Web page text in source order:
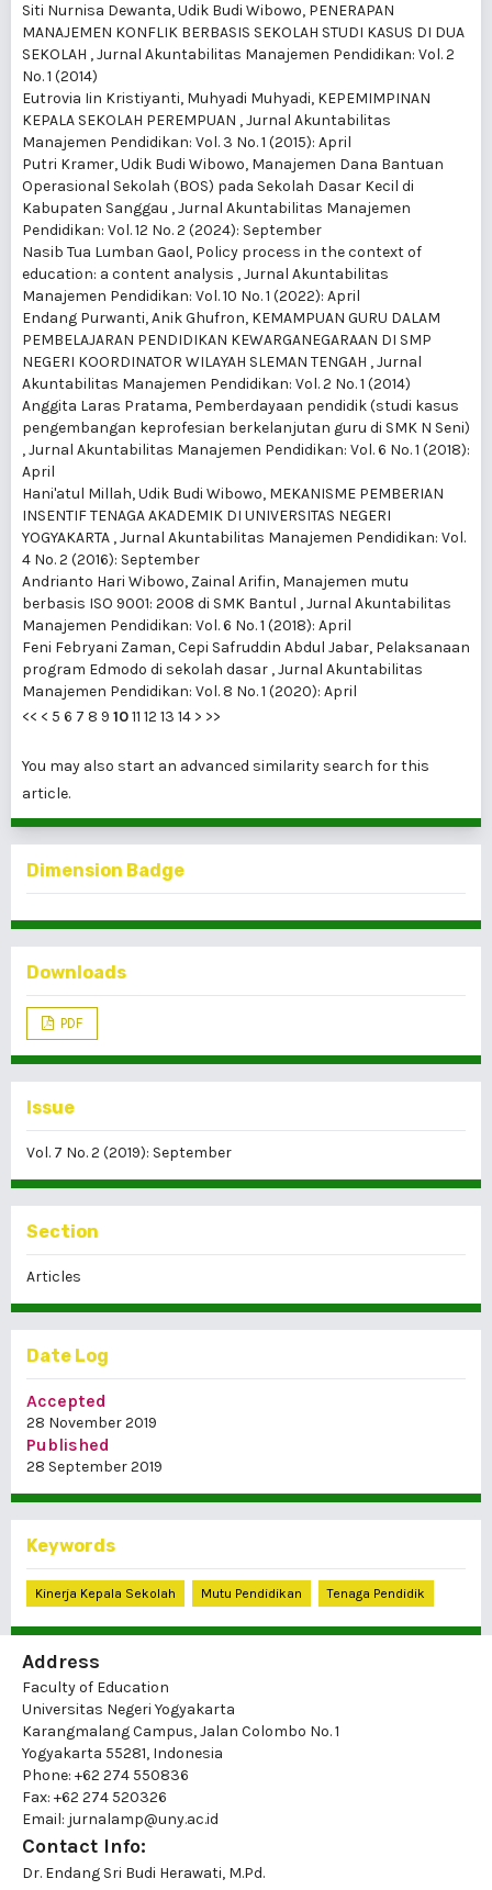
Siti Nurnisa Dewanta, Udik Budi Wibowo, PENERAPAN
MANAJEMEN KONFLIK BERBASIS SEKOLAH STUDI KASUS DI DUA
SEKOLAH ,Jurnal Akuntabilitas Manajemen Pendidikan: Vol. 2
No. 1 (2014)
Eutrovia Iin Kristiyanti, Muhyadi Muhyadi, KEPEMIMPINAN
KEPALA SEKOLAH PEREMPUAN ,Jurnal Akuntabilitas
Manajemen Pendidikan: Vol. 3 No. 1 (2015): April
Putri Kramer, Udik Budi Wibowo, Manajemen Dana Bantuan
Operasional Sekolah (BOS) pada Sekolah Dasar Kecil di
Kabupaten Sanggau ,Jurnal Akuntabilitas Manajemen
Pendidikan: Vol. 12 No. 2 (2024): September
Nasib Tua Lumban Gaol, Policy process in the context of
education: a content analysis ,Jurnal Akuntabilitas
Manajemen Pendidikan: Vol. 10 No. 1 (2022): April
Endang Purwanti, Anik Ghufron, KEMAMPUAN GURU DALAM
PEMBELAJARAN PENDIDIKAN KEWARGANEGARAAN DI SMP
NEGERI KOORDINATOR WILAYAH SLEMAN TENGAH ,Jurnal
Akuntabilitas Manajemen Pendidikan: Vol. 2 No. 1 (2014)
Anggita Laras Pratama, Pemberdayaan pendidik (studi kasus
pengembangan keprofesian berkelanjutan guru di SMK N Seni)
,Jurnal Akuntabilitas Manajemen Pendidikan: Vol. 6 No. 1 (2018):
April
Hani'atul Millah, Udik Budi Wibowo, MEKANISME PEMBERIAN
INSENTIF TENAGA AKADEMIK DI UNIVERSITAS NEGERI
YOGYAKARTA ,Jurnal Akuntabilitas Manajemen Pendidikan: Vol.
4 No. 2 (2016): September
Andrianto Hari Wibowo, Zainal Arifin, Manajemen mutu
berbasis ISO 9001: 2008 di SMK Bantul ,Jurnal Akuntabilitas
Manajemen Pendidikan: Vol. 6 No. 1 (2018): April
Feni Febryani Zaman, Cepi Safruddin Abdul Jabar, Pelaksanaan
program Edmodo di sekolah dasar ,Jurnal Akuntabilitas
Manajemen Pendidikan: Vol. 8 No. 1 (2020): April
<< < 5 6 7 8 9 1011 12 13 14 > >>
You may also start an advanced similarity search for this
article.
Dimension Badge
Downloads
PDF
Issue
Vol. 7 No. 2 (2019): September
Section
Articles
Date Log
Accepted
28 November 2019
Published
28 September 2019
Keywords
Kinerja Kepala Sekolah Mutu Pendidikan Tenaga Pendidik
Address
Faculty of Education
Universitas Negeri Yogyakarta
Karangmalang Campus, Jalan Colombo No. 1
Yogyakarta 55281, Indonesia
Phone: +62 274 550836
Fax: +62 274 520326
Email: jurnalamp@uny.ac.id
Contact Info:
Dr. Endang Sri Budi Herawati, M.Pd.